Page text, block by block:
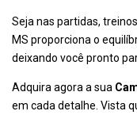
Seja nas partidas,
MS proporciona o
deixando você pronto
Adquira agora a sua
em cada detalhe. Vista